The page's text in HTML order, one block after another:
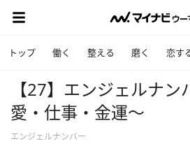
トップ 働く 整える 磨く 恋す
【27】エンジェルナ
愛・仕事・金運～
エンジェルナンバー